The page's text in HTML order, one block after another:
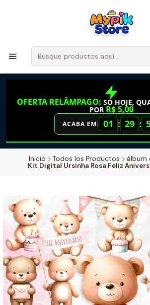
OFERTA RELÂMPAGO: SÓ HOJE,
POR R$ 5,00
ACABA EM: 01 : 29 :
Inicio Todos los Productos
álbum
Kit Digital Ursinha Rosa Feliz